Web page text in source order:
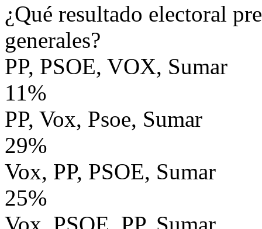
¿Qué resultado electoral
generales?
PP, PSOE, VOX, Sumar
11%
PP, Vox, Psoe, Sumar
29%
Vox, PP, PSOE, Sumar
25%
Vox, PSOE, PP, Sumar